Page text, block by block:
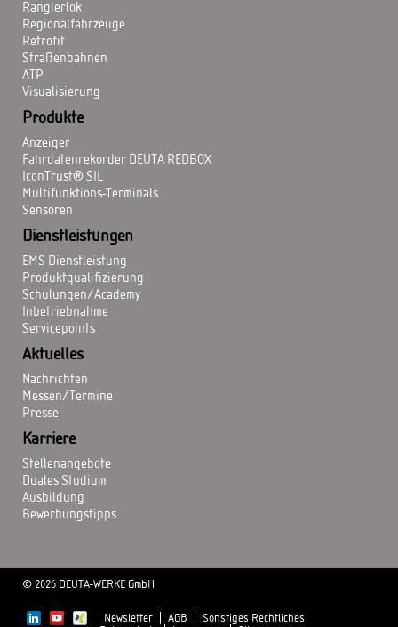
Rangierlok
Regionalfahrzeuge
Retrofit
Straßenbahnen
ATP
Visualisierung
Produkte
Anzeiger
Fahrdatenrekorder DEUTA REDBOX
IconTrust® SIL
Multifunktions-Terminals
Sensoren
Dienstleistungen
EMS Dienstleistung
Produktqualifizierung
Schulungen/Academy
Inbetriebnahme
Servicepoints
Aktuelles
Nachrichten
Messen/Termine
Presse
Karriere
Stellenangebote
Duales Studium
Ausbildung
Bewerbungstipps
© 2026 DEUTA-WERKE GmbH
Newsletter AGB
Sonstiges Rechtliches